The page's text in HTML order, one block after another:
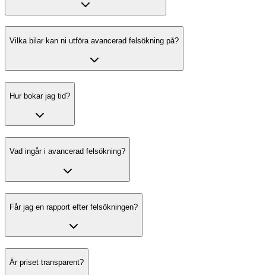
Vilka bilar kan ni utföra avancerad felsökning på?
Hur bokar jag tid?
Vad ingår i avancerad felsökning?
Får jag en rapport efter felsökningen?
Är priset transparent?